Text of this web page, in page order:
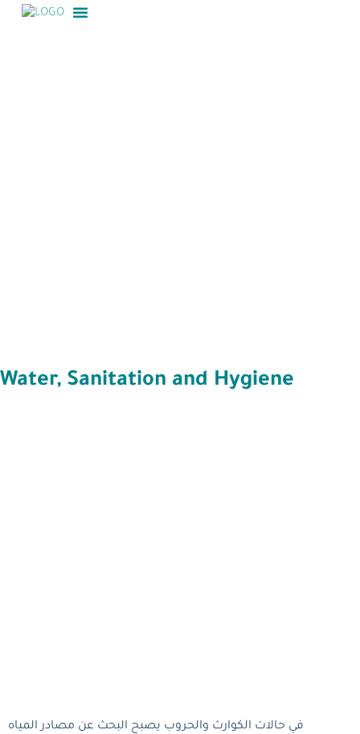
Water, Sanitation and Hygiene
في حالات الكوارث والحروب يصبح البحث عن مصادر المياه